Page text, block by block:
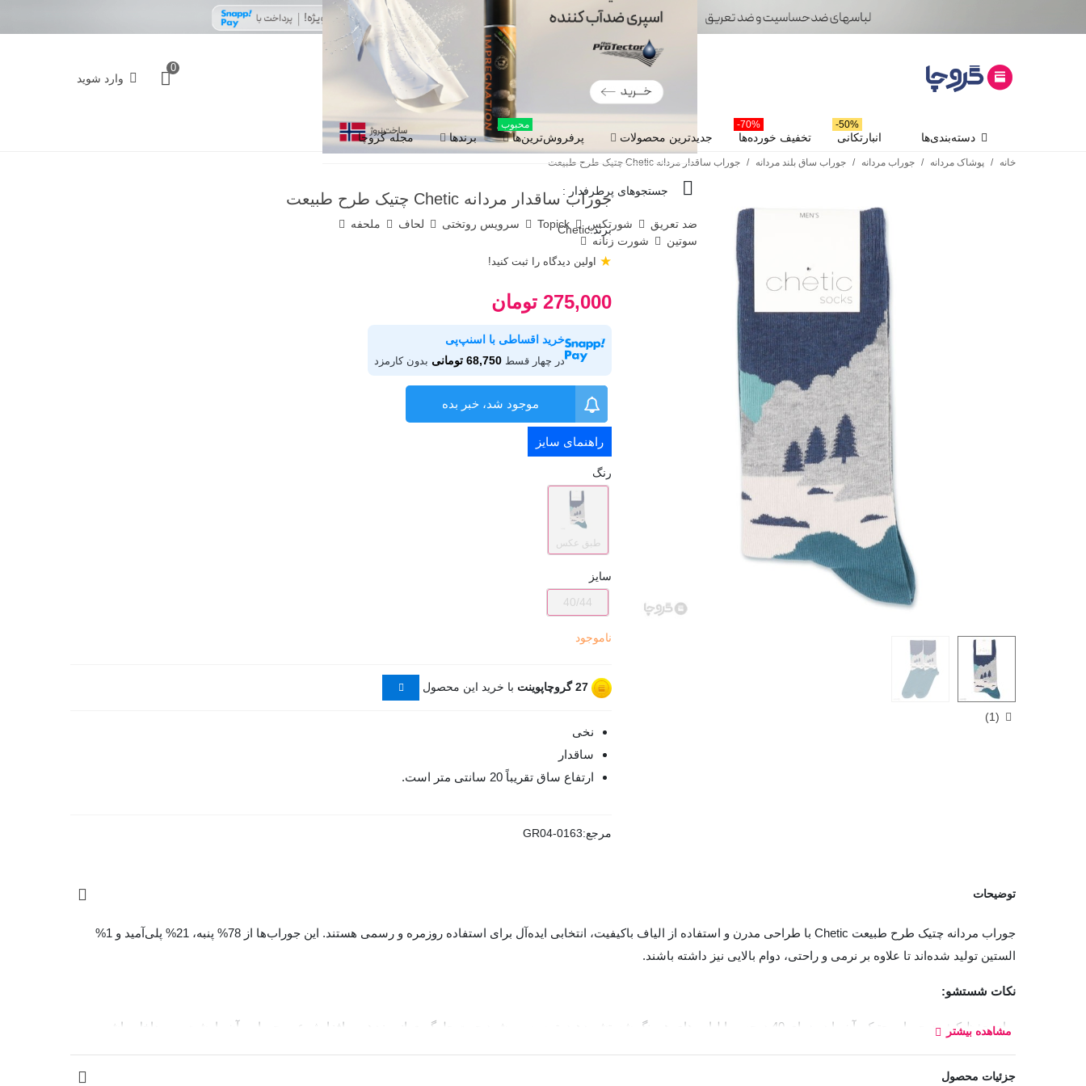
جستجوهای پرطرفدار :
ضد تعریق شورتکس Topick سرویس روتختی لحاف
ملحفه
سوتین
شورت زنانه
0
وارد شوید
دسته‌بندی‌ها انبارتکانی
50%-
تخفیف خورده‌ها
70%-
جدیدترین محصولات پرفروش‌ترین‌ها
محبوب
برندها مجله گروچا
خانه / پوشاک مردانه / جوراب مردانه / جوراب ساق بلند مردانه / جوراب ساقدار مردانه Chetic چتیک طرح طبیعت
(
1
)
جوراب ساقدار مردانه Chetic چتیک طرح طبیعت
برند:Chetic
اولین دیدگاه را ثبت کنید! ★
275,000 تومان
خرید اقساطی با اسنپ‌پی
در چهار قسط 68,750 تومانی بدون کارمزد
موجود شد، خبر بده
راهنمای سایز
رنگ
طبق عکس
سایز
40/44
ناموجود
27گروچاپوینت با خرید این محصول
نخی
ساقدار
ارتفاع ساق تقریباً 20 سانتی متر است.
مرجع:GR04-0163
توضیحات
جوراب‌ مردانه چتیک طرح طبیعت Chetic با طراحی مدرن و استفاده از الیاف باکیفیت، انتخابی ایده‌آل برای استفاده روزمره و رسمی هستند. این جوراب‌ها از 78% پنبه، 21% پلی‌آمید و 1%
الستین تولید شده‌اند تا علاوه بر نرمی و راحتی، دوام بالایی نیز داشته باشند.
نکات شستشو:
برای حفظ کیفیت جوراب چتیک، آن را در دمای 40 درجه و با لباس‌های همرنگ شستشو دهید. توصیه می‌شود جهت جلوگیری از پرزدهی و افزایش عمر جوراب، آن را پشت و رو داخل ماشین
مشاهده بیشتر
جزئیات محصول